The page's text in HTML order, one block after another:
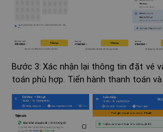
Bước 3: Xác nhận lại thông tin đặt vé
toán phù hợp. Tiến hành thanh toán